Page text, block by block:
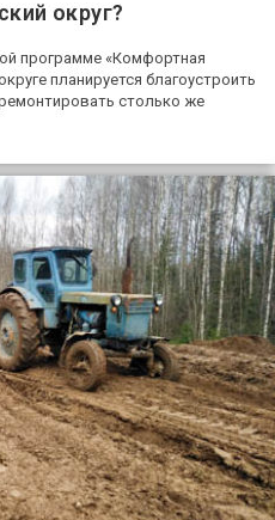
округ?
программе «Комфортная
планируется благоустроить
столько же